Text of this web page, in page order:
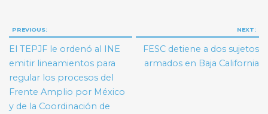
Navegación
de
entradas
PREVIOUS:
El TEPJF le ordenó al INE
emitir lineamientos para
regular los procesos del
Frente Amplio por México
y de la Coordinación de
NEXT:
FESC detiene a dos sujetos
armados en Baja California